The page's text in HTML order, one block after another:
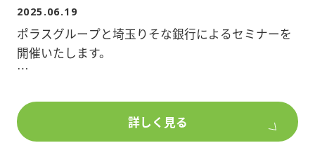
学でギフトカード6000円
③新築工事成約で最大200万円相当の選べるオプシ
対象の現場見学会は以下で開催中!詳細はチラシをご
確認又は営業所までお問い合わせください。
2025.06.19
ポラスグループと埼玉りそな銀行によるセミナーを
開催いたします。
★★『空き家を放置しない!家を「守る・活かす・手
放す」実践講座』★★
詳しく見る